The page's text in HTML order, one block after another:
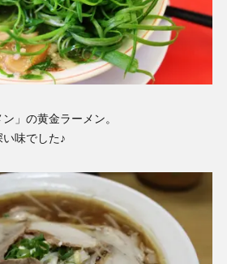
」の黄金ラーメン。
味でした♪